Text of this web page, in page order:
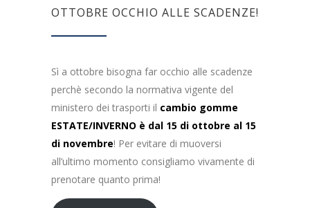
OTTOBRE OCCHIO ALLE SCADENZE!
Sì a ottobre bisogna far occhio alle scadenze
perchè secondo la normativa vigente del
ministero dei trasporti il cambio gomme
ESTATE/INVERNO è dal 15 di ottobre al 15
di novembre! Per evitare di muoversi
all’ultimo momento consigliamo vivamente di
prenotare quanto prima!